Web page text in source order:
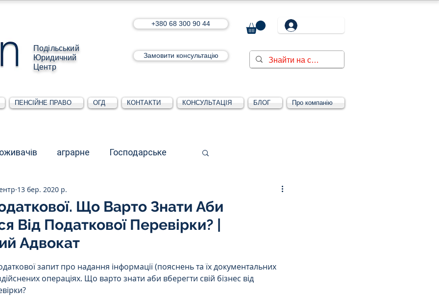
Подільський
Юридичний
Центр
+380 68 300 90 44
Замовити консультацію
ПЕНСІЙНЕ ПРАВО ОГД КОНТАКТИ КОНСУЛЬТАЦІЯ БЛОГ Про компанію
аграрне Господарське
Для юридичних осіб
Інтелектуальна власність
Адміністративі порушення
Що Варто Знати Аби
Від Податкової Перевірки? |
Адвокат
13 бер. 2020 р.
запит про надання інформації (пояснень та їх документальних
операціях. Що варто знати аби вберегти свій бізнес від